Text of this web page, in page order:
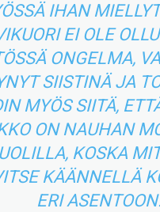
IHAN
EI OLE
ONGELMA,
SIISTINÄ JA
MYÖS SIITÄ,
ON NAUHAN
KOSKA
KÄÄNNELLÄ
ERI